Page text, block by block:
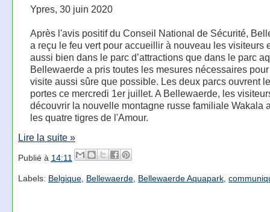
Ypres, 30 juin 2020
Après l'avis positif du Conseil National de Sécurité,
a reçu le feu vert pour accueillir à nouveau les visiteurs
aussi bien dans le parc d’attractions que dans le parc
Bellewaerde a pris toutes les mesures nécessaires
visite aussi sûre que possible. Les deux parcs ouvrent
portes ce mercredi 1er juillet. A Bellewaerde, les
découvrir la nouvelle montagne russe familiale Wakala
les quatre tigres de l'Amour.
Lire la suite »
Publié à 14:11
Labels: Belgique, Bellewaerde, Bellewaerde Aquapark,